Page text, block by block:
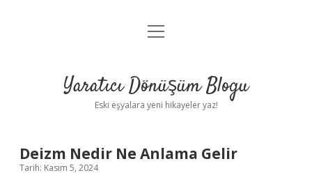
Anasayfa
Yasal Uyarı
menüyü
Yaratıcı Dönüşüm Blogu
Eski eşyalara yeni hikayeler yaz!
Deizm Nedir Ne Anlama Gelir
Tarih: Kasım 5, 2024